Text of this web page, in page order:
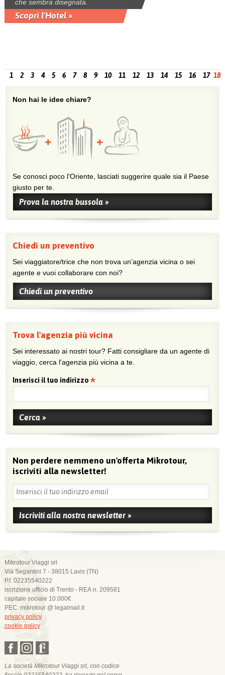
che sembra disegnata.
Scopri l'Hotel »
1 2 3 4 5 6 7 8 9 10 11 12 13 14 15 16 17 18
Non hai le idee chiare?
Se conosci poco l'Oriente, lasciati suggerire quale sia il Paese
giusto per te.
Prova la nostra bussola »
Chiedi un preventivo
Sei viaggiatore/trice che non trova un’agenzia vicina o sei
agente e vuoi collaborare con noi?
Chiedi un preventivo
Trova l'agenzia più vicina
Sei interessato ai nostri tour? Fatti consigliare da un agente di
viaggio, cerca l'agenzia più vicina a te.
Inserisci il tuo indirizzo
Non perdere nemmeno un'offerta Mikrotour,
iscriviti alla newsletter!
Mikrotour Viaggi srl
Via Segantini 7 - 38015 Lavis (TN)
P.I. 02235540222
iscrizione ufficio di Trento - REA n. 209581
capitale sociale 10.000€
PEC: mikrotour @ legalmail.it
privacy policy
cookie policy
La società Mikrotour Viaggi srl, con codice